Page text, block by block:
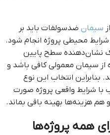
سیمان ضدسولفات باید بر
محیطی پروژه انجام شود.
نشان‌دهنده سطح پایین
سیمان معمولی کافی باشد و
بنابراین انتخاب این نوع
با شرایط واقعی پروژه صورت
هزینه‌ها بهینه باقی بماند.
همه پروژه‌ها